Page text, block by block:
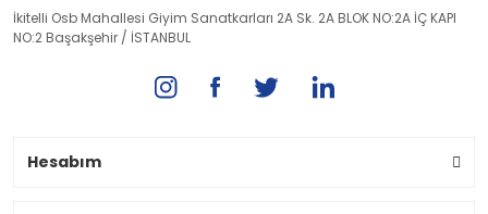
İkitelli Osb Mahallesi Giyim Sanatkarları 2A Sk. 2A BLOK NO:2A İÇ KAPI
NO:2 Başakşehir / İSTANBUL
Hesabım